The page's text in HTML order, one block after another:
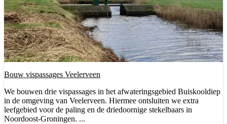
Bouw vispassages Veelerveen
We bouwen drie vispassages in het afwateringsgebied Buiskooldiep
in de omgeving van Veelerveen. Hiermee ontsluiten we extra
leefgebied voor de paling en de driedoornige stekelbaars in
Noordoost-Groningen. ...